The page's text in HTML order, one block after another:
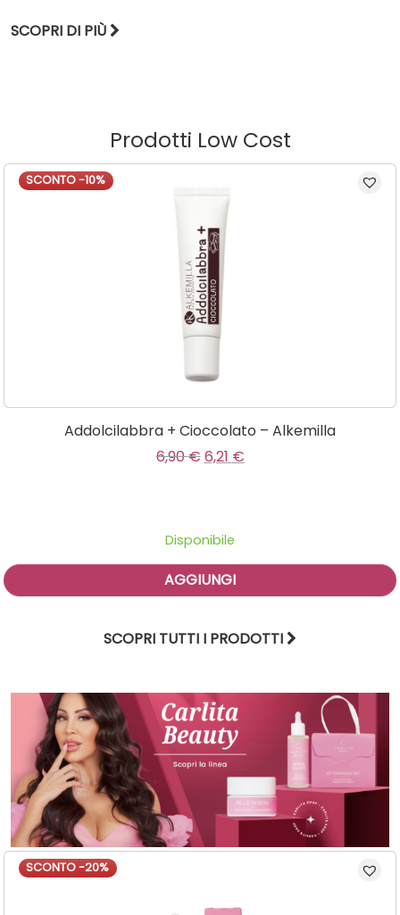
SCOPRI DI PIÙ
Prodotti Low Cost
SCONTO -10%
Addolcilabbra + Cioccolato – Alkemilla
6,90€Il prezzo originale era: 6,90
6,21 €Il prezzo attuale è:
Disponibile
AGGIUNGI
SCOPRI TUTTI I PRODOTTI
SCONTO -20%